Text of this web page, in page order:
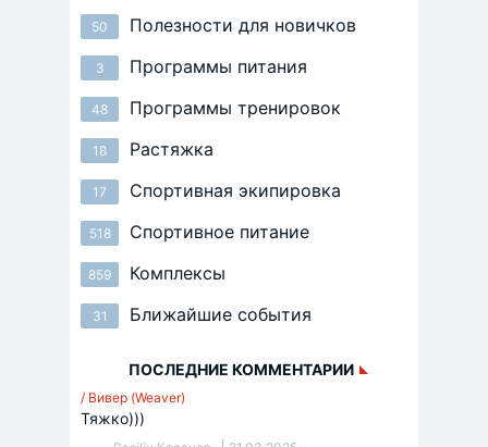
50 Полезности для новичков
3 Программы питания
48 Программы тренировок
18 Растяжка
17 Спортивная экипировка
518 Спортивное питание
859 Комплексы
31 Ближайшие события
ПОСЛЕДНИЕ КОММЕНТАРИИ
/ Вивер (Weaver)
Тяжко)))